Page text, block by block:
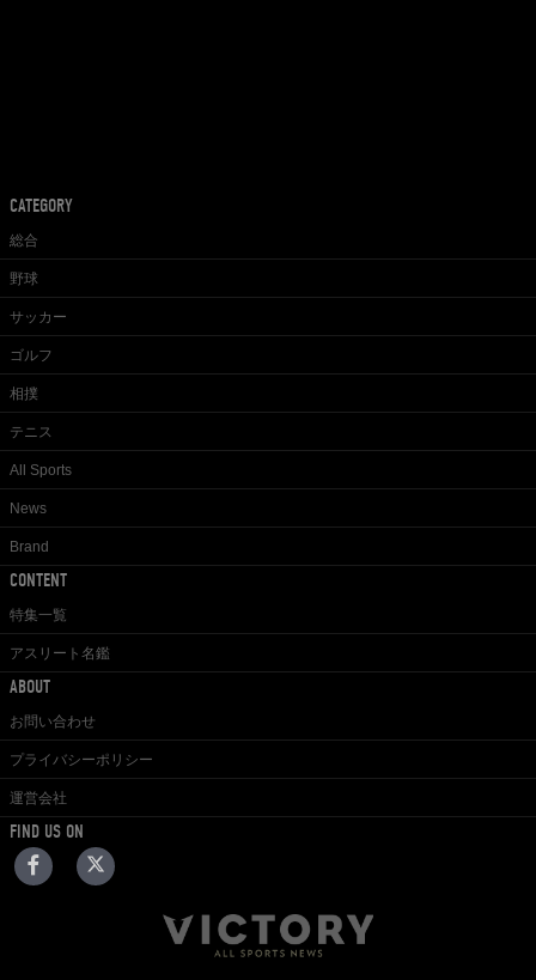
CATEGORY
総合
野球
サッカー
ゴルフ
相撲
テニス
All Sports
News
Brand
CONTENT
特集一覧
アスリート名鑑
ABOUT
お問い合わせ
プライバシーポリシー
運営会社
FIND US ON